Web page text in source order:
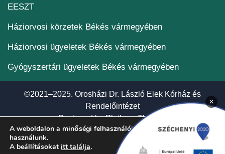
EESZT(új ablakban nyílik meg)
Háziorvosi körzetek Békés vármegyében
Háziorvosi ügyeletek Békés vármegyében
Gyógyszertári ügyeletek Békés vármegyében
©2021–2025. Orosházi Dr. László Elek Kórház és
Rendelőintézet
Designed byPlethora Themes
A weboldalon a minőségi felhasználói élmény érdekében sütiket
használunk.
A beállításokat itt találja.
×